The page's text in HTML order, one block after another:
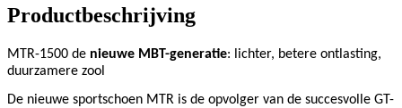
Productbeschrijving
MTR-1500 de nieuwe MBT-generatie: lichter, betere ontlasting,
duurzamere zool
De nieuwe sportschoen MTR is de opvolger van de succesvolle GT-